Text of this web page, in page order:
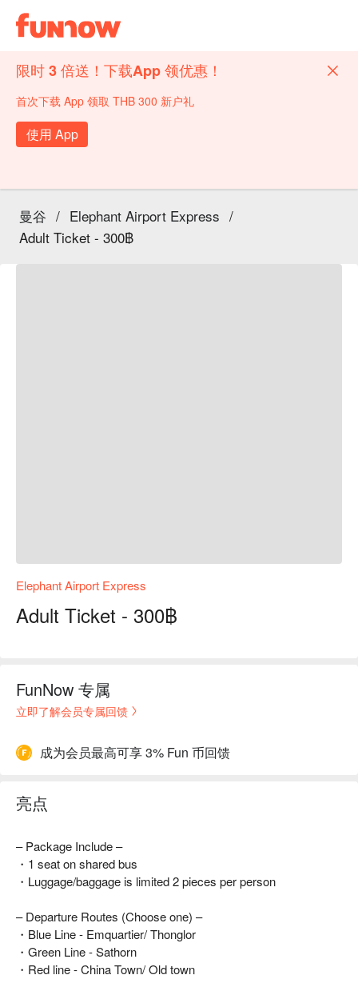
限时 3 倍送！下载App 领优惠！
首次下载 App 领取 THB 300 新户礼
使用 App
曼谷 / Elephant Airport Express /
Adult Ticket - 300฿
Elephant Airport Express
Adult Ticket - 300฿
FunNow 专属
立即了解会员专属回馈
成为会员最高可享 3% Fun 币回馈
亮点
– Package Include –
・1 seat on shared bus
・Luggage/baggage is limited 2 pieces per person
– Departure Routes (Choose one) –
・Blue Line - Emquartier/ Thonglor
・Green Line - Sathorn
・Red line - China Town/ Old town